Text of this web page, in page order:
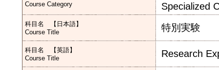
Course Category
Specialized
科目名 【日本語】
Course Title
特別実験
科目名 【英語】
Course Title
Research